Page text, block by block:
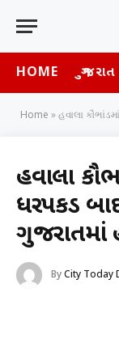
HOME ગુજરાત
Home »હવાલા કૌભાંડમાં
હવાલા
ધરપકડ
ગુજરાતમાં
ByCity Today